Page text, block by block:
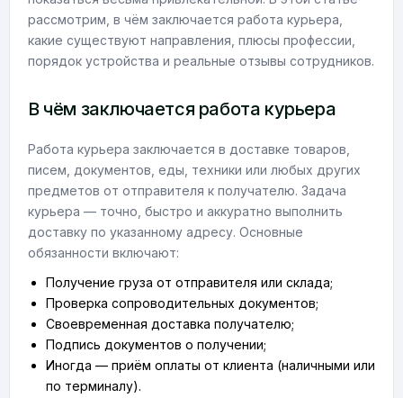
рассмотрим, в чём заключается работа курьера,
какие существуют направления, плюсы профессии,
порядок устройства и реальные отзывы сотрудников.
В чём заключается работа курьера
Работа курьера заключается в доставке товаров,
писем, документов, еды, техники или любых других
предметов от отправителя к получателю. Задача
курьера — точно, быстро и аккуратно выполнить
доставку по указанному адресу. Основные
обязанности включают:
Получение груза от отправителя или склада;
Проверка сопроводительных документов;
Своевременная доставка получателю;
Подпись документов о получении;
Иногда — приём оплаты от клиента (наличными или
по терминалу).